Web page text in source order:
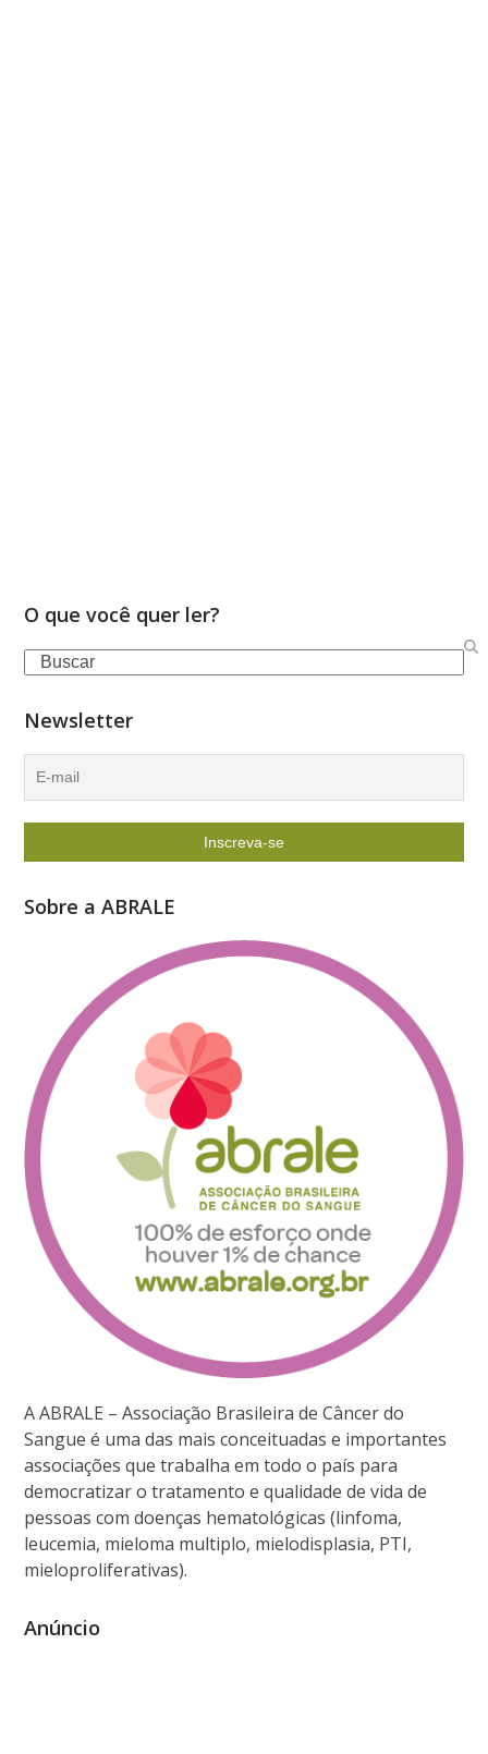
O que você quer ler?
Search
Newsletter
Sobre a ABRALE
A ABRALE – Associação Brasileira de Câncer do
Sangue é uma das mais conceituadas e importantes
associações que trabalha em todo o país para
democratizar o tratamento e qualidade de vida de
pessoas com doenças hematológicas (linfoma,
leucemia, mieloma multiplo, mielodisplasia, PTI,
mieloproliferativas).
Anúncio